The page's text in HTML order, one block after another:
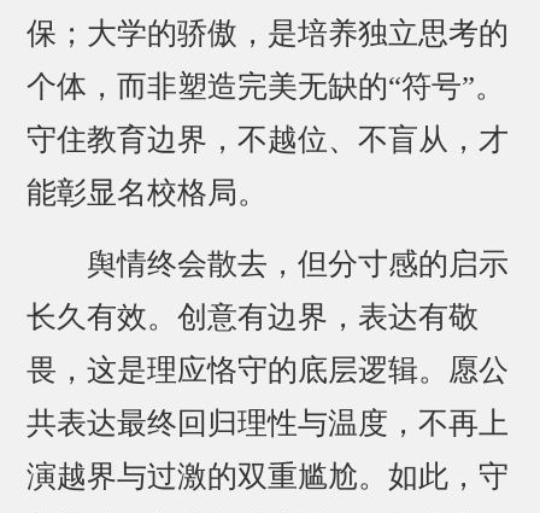
保；大学的骄傲，是培养独立思考的
个体，而非塑造完美无缺的“符号”。
守住教育边界，不越位、不盲从，才
能彰显名校格局。
舆情终会散去，但分寸感的启示
长久有效。创意有边界，表达有敬
畏，这是理应恪守的底层逻辑。愿公
共表达最终回归理性与温度，不再上
演越界与过激的双重尴尬。如此，守